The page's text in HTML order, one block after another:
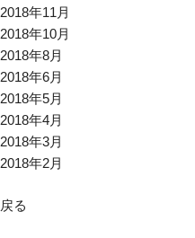
2018年11月
2018年10月
2018年8月
2018年6月
2018年5月
2018年4月
2018年3月
2018年2月
戻る